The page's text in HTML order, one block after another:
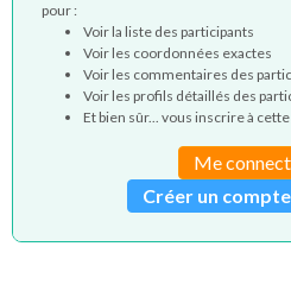
pour :
Voir la liste des participants
Voir les coordonnées exactes
Voir les commentaires des
Voir les profils détaillés des
Et bien sûr... vous inscrire à
Me
Créer un